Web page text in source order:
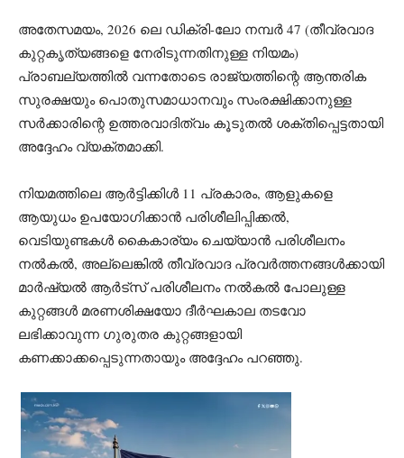
അതേസമയം, 2026 ലെ ഡിക്രി-ലോ നമ്പർ 47 (തീവ്രവാദ
കുറ്റകൃത്യങ്ങളെ നേരിടുന്നതിനുള്ള നിയമം)
പ്രാബല്യത്തിൽ വന്നതോടെ രാജ്യത്തിന്റെ ആന്തരിക
സുരക്ഷയും പൊതുസമാധാനവും സംരക്ഷിക്കാനുള്ള
സർക്കാരിന്റെ ഉത്തരവാദിത്വം കൂടുതൽ ശക്തിപ്പെട്ടതായി
അദ്ദേഹം വ്യക്തമാക്കി.
നിയമത്തിലെ ആർട്ടിക്കിൾ 11 പ്രകാരം, ആളുകളെ
ആയുധം ഉപയോഗിക്കാൻ പരിശീലിപ്പിക്കൽ,
വെടിയുണ്ടകൾ കൈകാര്യം ചെയ്യാൻ പരിശീലനം
നൽകൽ, അല്ലെങ്കിൽ തീവ്രവാദ പ്രവർത്തനങ്ങൾക്കായി
മാർഷ്യൽ ആർട്സ് പരിശീലനം നൽകൽ പോലുള്ള
കുറ്റങ്ങൾ മരണശിക്ഷയോ ദീർഘകാല തടവോ
ലഭിക്കാവുന്ന ഗുരുതര കുറ്റങ്ങളായി
കണക്കാക്കപ്പെടുന്നതായും അദ്ദേഹം പറഞ്ഞു.